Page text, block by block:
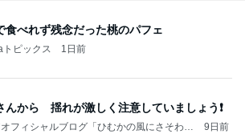
食べれず残念だった桃のパフェ
トピックス 1日前
んから 揺れが激しく注意していましょう❗️
フィシャルブログ「ひむかの風にさそわれ
9日前